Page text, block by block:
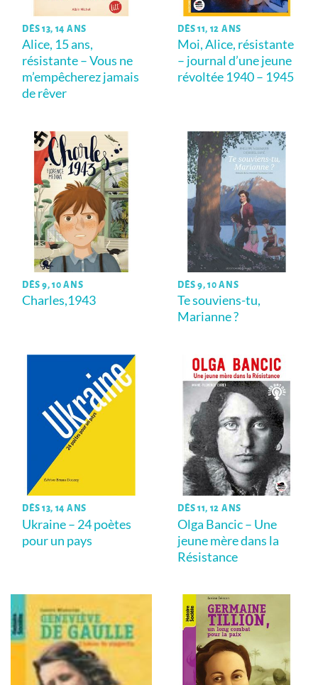
DÈS 13, 14 ANS
Alice, 15 ans,
résistante – Vous ne
m’empêcherez jamais
de rêver
DÈS 11, 12 ANS
Moi, Alice, résistante
– journal d’une jeune
révoltée 1940 – 1945
DÈS 9, 10 ANS
Charles,1943
DÈS 9, 10 ANS
Te souviens-tu,
Marianne ?
DÈS 13, 14 ANS
Ukraine – 24 poètes
pour un pays
DÈS 11, 12 ANS
Olga Bancic – Une
jeune mère dans la
Résistance